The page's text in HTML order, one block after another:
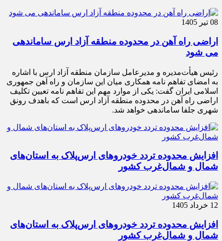
08 تیر 1405
اراضی راه آهن در محدوده منطقه آزاد ارس ساماندهی
می شود
رئیس هیأت‌مدیره و مدیرعامل سازمان منطقه آزاد ارس با اشاره
به امضای تفاهم نامه همکاری میان این سازمان و راه آهن جمهوری
اسلامی ایران گفت: یکی از موارد مهم این تفاهم نامه تعیین تکلیف
اراضی راه آهن در محدوده منطقه آزاد ارس است که باهدف رونق
شهری جلفا ساماندهی خواهد شد.
افزایش محدوده تردد خودروهای ارس‌پلاک به استان‌های
شمال و شمال‌غرب کشور
12 خرداد 1405
افزایش محدوده تردد خودروهای ارس‌پلاک به استان‌های
شمال و شمال‌غرب کشور